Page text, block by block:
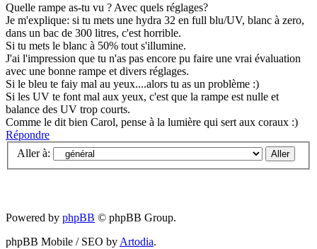
Quelle rampe as-tu vu ? Avec quels réglages?
Je m'explique: si tu mets une hydra 32 en full blu/UV, blanc à zero,
dans un bac de 300 litres, c'est horrible.
Si tu mets le blanc à 50% tout s'illumine.
J'ai l'impression que tu n'as pas encore pu faire une vrai évaluation
avec une bonne rampe et divers réglages.
Si le bleu te faiy mal au yeux....alors tu as un problème :)
Si les UV te font mal aux yeux, c'est que la rampe est nulle et
balance des UV trop courts.
Comme le dit bien Carol, pense à la lumière qui sert aux coraux :)
Répondre
Aller à:
Powered by phpBB © phpBB Group.
phpBB Mobile / SEO byArtodia.